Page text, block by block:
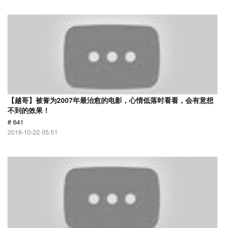
【越哥】被誉为2007年最治愈的电影，心情低落时看看，会有意想
不到的效果！
# 641
2018-10-22 05:51